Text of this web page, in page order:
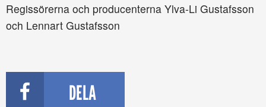
Regissörerna och producenterna Ylva-Li Gustafsson
och Lennart Gustafsson
DELA